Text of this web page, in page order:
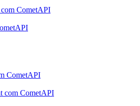
CometAPI
CometAPI
com CometAPI